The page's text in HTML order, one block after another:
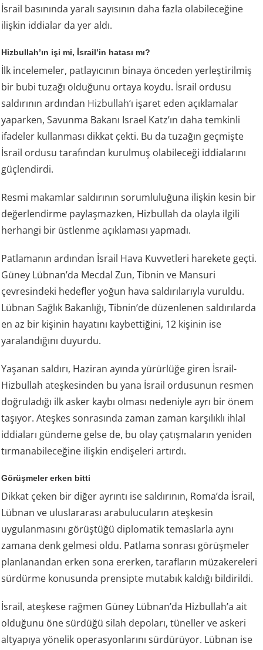
İsrail basınında yaralı sayısının daha fazla olabileceğine
ilişkin iddialar da yer aldı.
Hizbullah’ın işi mi, İsrail’in hatası mı?
İlk incelemeler, patlayıcının binaya önceden yerleştirilmiş
bir bubi tuzağı olduğunu ortaya koydu. İsrail ordusu
saldırının ardından Hizbullah‘ı işaret eden açıklamalar
yaparken, Savunma Bakanı Israel Katz’ın daha temkinli
ifadeler kullanması dikkat çekti. Bu da tuzağın geçmişte
İsrail ordusu tarafından kurulmuş olabileceği iddialarını
güçlendirdi.
Resmi makamlar saldırının sorumluluğuna ilişkin kesin bir
değerlendirme paylaşmazken, Hizbullah da olayla ilgili
herhangi bir üstlenme açıklaması yapmadı.
Patlamanın ardından İsrail Hava Kuvvetleri harekete geçti.
Güney Lübnan’da Mecdal Zun, Tibnin ve Mansuri
çevresindeki hedefler yoğun hava saldırılarıyla vuruldu.
Lübnan Sağlık Bakanlığı, Tibnin’de düzenlenen saldırılarda
en az bir kişinin hayatını kaybettiğini, 12 kişinin ise
yaralandığını duyurdu.
Yaşanan saldırı, Haziran ayında yürürlüğe giren İsrail-
Hizbullah ateşkesinden bu yana İsrail ordusunun resmen
doğruladığı ilk asker kaybı olması nedeniyle ayrı bir önem
taşıyor. Ateşkes sonrasında zaman zaman karşılıklı ihlal
iddiaları gündeme gelse de, bu olay çatışmaların yeniden
tırmanabileceğine ilişkin endişeleri artırdı.
Görüşmeler erken bitti
Dikkat çeken bir diğer ayrıntı ise saldırının, Roma’da İsrail,
Lübnan ve uluslararası arabulucuların ateşkesin
uygulanmasını görüştüğü diplomatik temaslarla aynı
zamana denk gelmesi oldu. Patlama sonrası görüşmeler
planlanandan erken sona ererken, tarafların müzakereleri
sürdürme konusunda prensipte mutabık kaldığı bildirildi.
İsrail, ateşkese rağmen Güney Lübnan’da Hizbullah’a ait
olduğunu öne sürdüğü silah depoları, tüneller ve askeri
altyapıya yönelik operasyonlarını sürdürüyor. Lübnan ise